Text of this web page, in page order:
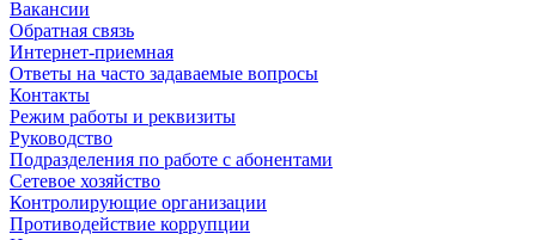
Вакансии
Обратная связь
Интернет-приемная
Ответы на часто задаваемые вопросы
Контакты
Режим работы и реквизиты
Руководство
Подразделения по работе с абонентами
Сетевое хозяйство
Контролирующие организации
Противодействие коррупции